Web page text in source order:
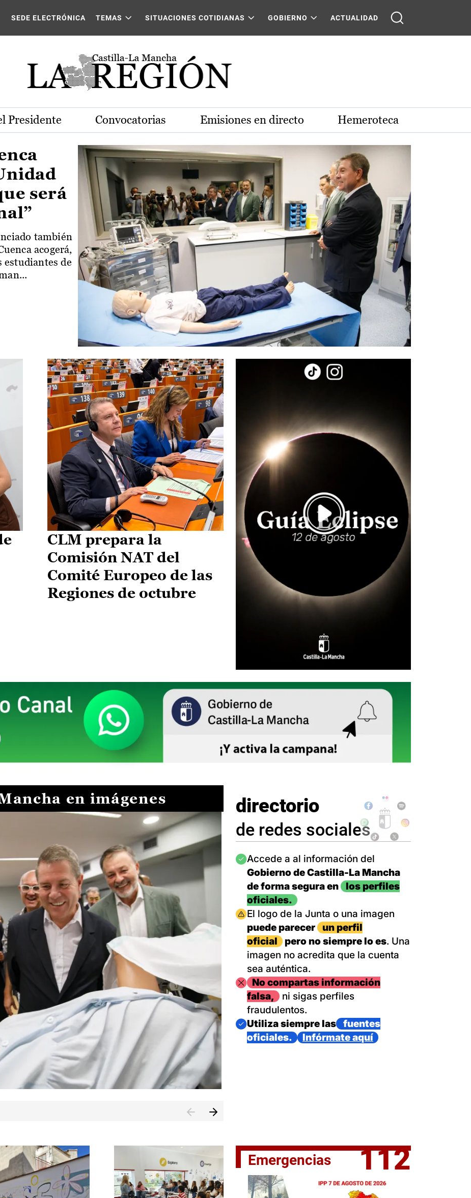
La Mancha
SEDE ELECTRÓNICA TEMAS SITUACIONES COTIDIANAS GOBIERNO ACTUALIDAD
Presidente Convocatorias Emisiones en directo Hemeroteca
será
también
acogerá,
estudiantes de
CLM prepara la
Comisión NAT del
Comité Europeo de las
Regiones de octubre
en imágenes
El jefe del Ejecutivo castellanomanchego, Emiliano García-
directorio
de redes sociales
Imagen
Accede a al información del
Gobierno de Castilla-La Mancha
de forma segura en
los perfiles
oficiales.
Imagen
El logo de la Junta o una imagen
puede parecer
un perfil
oficial
pero no siempre lo es. Una
imagen no acredita que la cuenta
sea auténtica.
ImagenNo compartas información
falsa,
ni sigas perfiles
fraudulentos.
Imagen
Utiliza siempre las
fuentes
oficiales.
Infórmate aquí
Emergencias 112